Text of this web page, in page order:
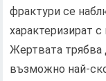
фрактури се
характеризират
Жертвата трябва
възможно най-